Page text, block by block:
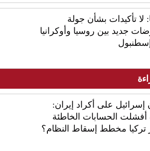
لا تأكيدات بشأن جولة
جديد بين روسيا وأوكرانيا
إسرائيل على أكراد إيران:
الحسابات الخاطئة
تركيا مخطط إسقاط النظام؟